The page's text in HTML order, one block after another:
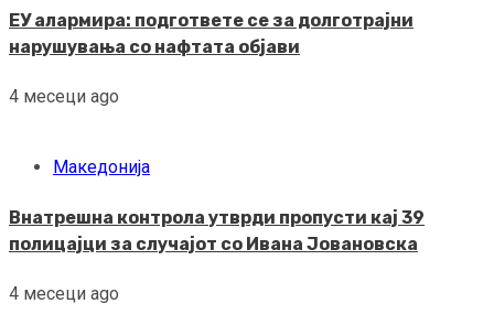
ЕУ алармира: подгответе се за долготрајни
нарушувања со нафтата објави
4 месеци ago
Македонија
Внатрешна контрола утврди пропусти кај 39
полицајци за случајот со Ивана Јовановска
4 месеци ago